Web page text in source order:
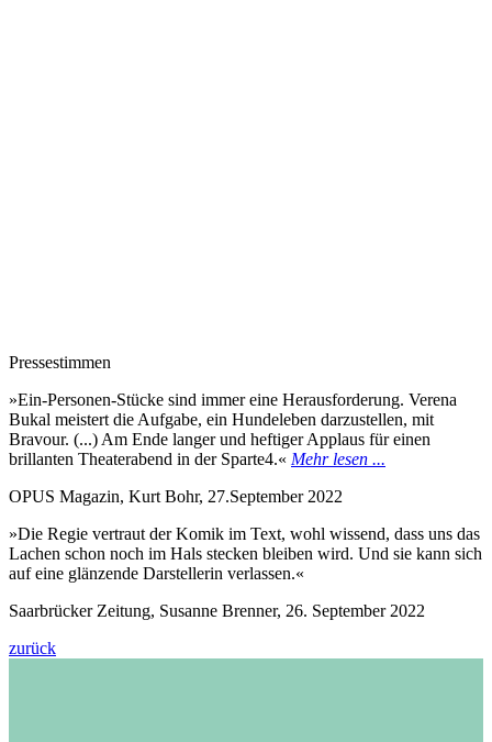
Pressestimmen
»Ein-Personen-Stücke sind immer eine Herausforderung. Verena
Bukal meistert die Aufgabe, ein Hundeleben darzustellen, mit
Bravour. (...) Am Ende langer und heftiger Applaus für einen
brillanten Theaterabend in der Sparte4.« Mehr lesen ...
OPUS Magazin, Kurt Bohr, 27.September 2022
»Die Regie vertraut der Komik im Text, wohl wissend, dass uns das
Lachen schon noch im Hals stecken bleiben wird. Und sie kann sich
auf eine glänzende Darstellerin verlassen.«
Saarbrücker Zeitung, Susanne Brenner, 26. September 2022
zurück